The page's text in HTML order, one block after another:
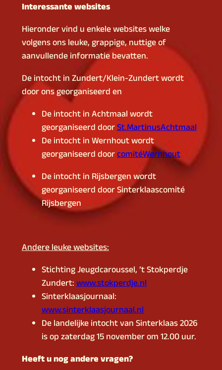
Interessante websites
Hieronder vind u enkele websites welke
volgens ons leuke, grappige, nuttige of
aanvullende informatie bevatten.
De intocht in Zundert/Klein-Zundert wordt
door ons georganiseerd en
De intocht in Achtmaal wordt
georganiseerd doorSt.MartinusAchtmaal
De intocht in Wernhout wordt
georganiseerd doorcomitéWernhout
De intocht in Rijsbergen wordt
georganiseerd door Sinterklaascomité
Rijsbergen
Andere leuke websites:
Stichting Jeugdcaroussel, ’t Stokperdje
Zundert:www.stokperdje.nl
Sinterklaasjournaal:
www.sinterklaasjournaal.nl
De landelijke intocht van Sinterklaas 2026
is op zaterdag 15 november om 12.00 uur.
Heeft u nog andere vragen?